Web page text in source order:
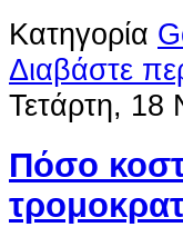
Κατηγορία
Διαβάστε
Τετάρτη, 18
Πόσο